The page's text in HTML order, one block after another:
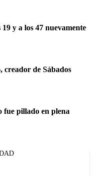
y a los 47 nuevamente
creador de Sábados
pillado en plena